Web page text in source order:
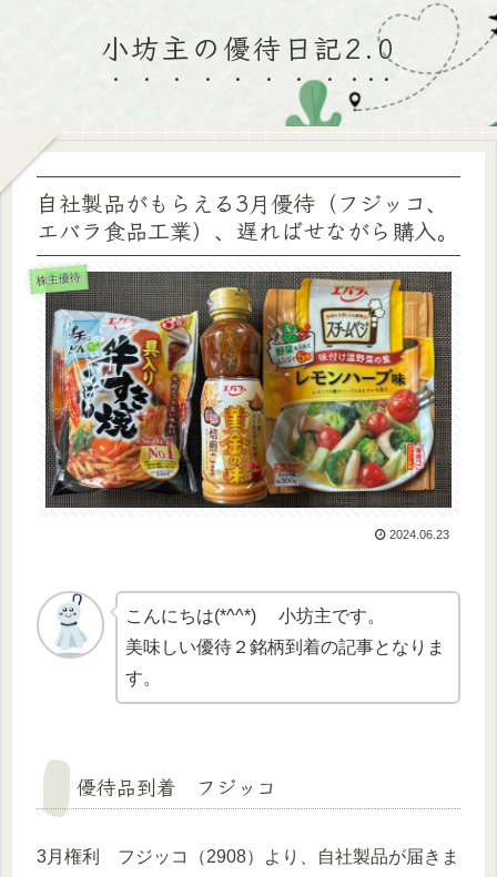
小坊主の優待日記2.0
自社製品がもらえる3月優待（フジッコ、
エバラ食品工業）、遅ればせながら購入。
株主優待
2024.06.23
こんにちは(*^^*) 小坊主です。
美味しい優待２銘柄到着の記事となりま
す。
優待品到着 フジッコ
3月権利 フジッコ（2908）より、自社製品が届きま